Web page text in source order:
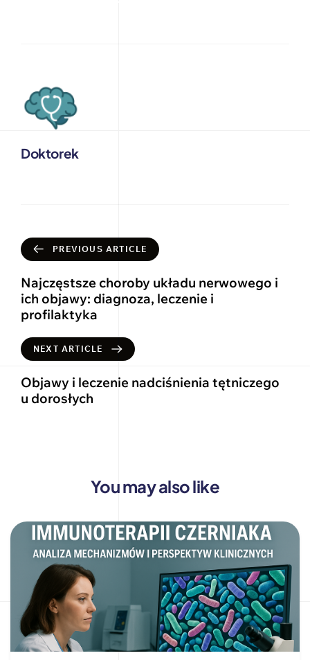
Doktorek
PREVIOUS ARTICLE
Najczęstsze choroby układu nerwowego i
ich objawy: diagnoza, leczenie i
profilaktyka
NEXT ARTICLE
Objawy i leczenie nadciśnienia tętniczego
u dorosłych
You may also like